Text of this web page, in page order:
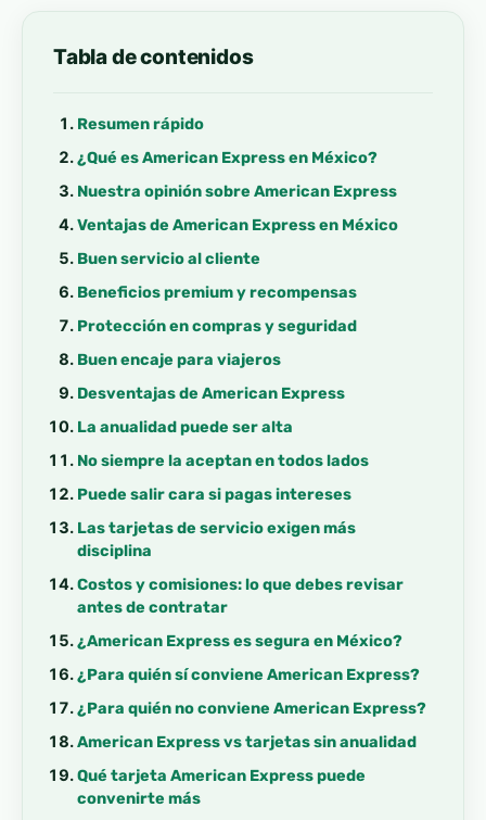
Tabla de contenidos
Resumen rápido
¿Qué es American Express en México?
Nuestra opinión sobre American Express
Ventajas de American Express en México
Buen servicio al cliente
Beneficios premium y recompensas
Protección en compras y seguridad
Buen encaje para viajeros
Desventajas de American Express
La anualidad puede ser alta
No siempre la aceptan en todos lados
Puede salir cara si pagas intereses
Las tarjetas de servicio exigen más
disciplina
Costos y comisiones: lo que debes revisar
antes de contratar
¿American Express es segura en México?
¿Para quién sí conviene American Express?
¿Para quién no conviene American Express?
American Express vs tarjetas sin anualidad
Qué tarjeta American Express puede
convenirte más